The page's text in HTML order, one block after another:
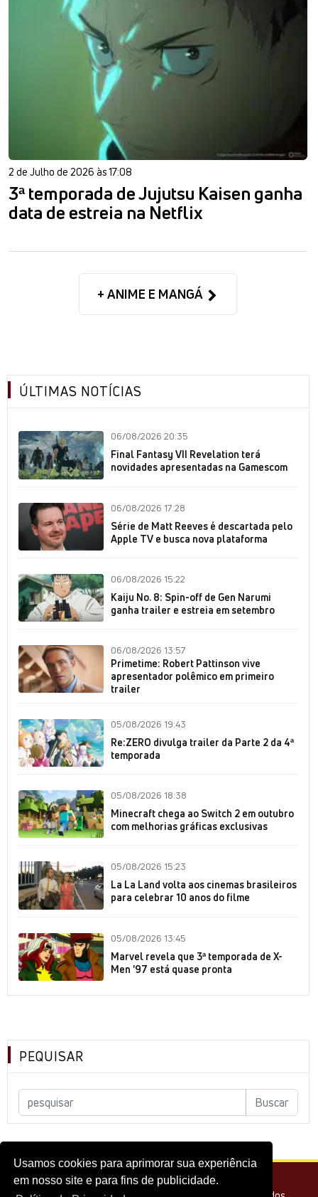
Usamos cookies para aprimorar sua experiência
em nosso site e para fins de publicidade.
2 de Julho de 2026 às 17:08
3ª temporada de Jujutsu Kaisen ganha
data de estreia na Netflix
+ ANIME E MANGÁ
ÚLTIMAS NOTÍCIAS
06/08/2026 20:35
Final Fantasy VII Revelation terá
novidades apresentadas na Gamescom
06/08/2026 17:28
Série de Matt Reeves é descartada pelo
Apple TV e busca nova plataforma
06/08/2026 15:22
Kaiju No. 8: Spin-off de Gen Narumi
ganha trailer e estreia em setembro
06/08/2026 13:57
Primetime: Robert Pattinson vive
apresentador polêmico em primeiro
trailer
05/08/2026 19:43
Re:ZERO divulga trailer da Parte 2 da 4ª
temporada
05/08/2026 18:38
Minecraft chega ao Switch 2 em outubro
com melhorias gráficas exclusivas
05/08/2026 15:23
La La Land volta aos cinemas brasileiros
para celebrar 10 anos do filme
05/08/2026 13:45
Marvel revela que 3ª temporada de X-
Men '97 está quase pronta
PEQUISAR